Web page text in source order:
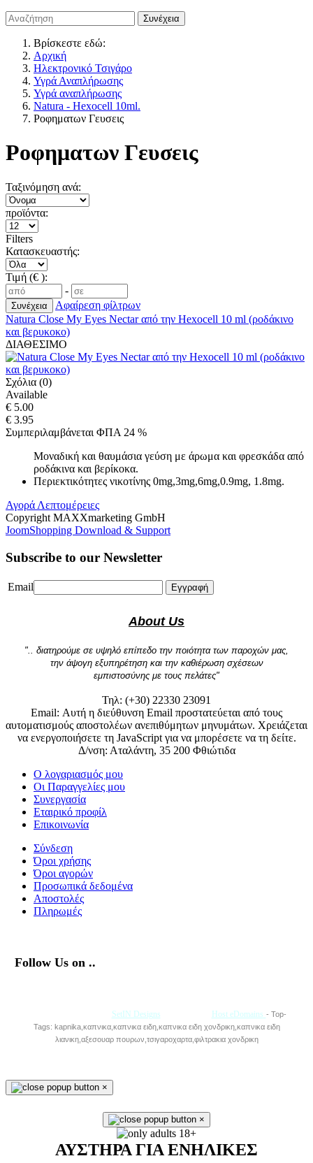
Βρίσκεστε εδώ:
Αρχική
Ηλεκτρονικό Τσιγάρο
Υγρά Αναπλήρωσης
Υγρά αναπλήρωσης
Natura - Hexocell 10ml.
Ροφηματων Γευσεις
Ροφηματων Γευσεις
Ταξινόμηση ανά:
προϊόντα:
Filters
Κατασκευαστής:
Τιμή (€ ):
-
Αφαίρεση φίλτρων
Natura Close My Eyes Nectar από την Hexocell 10 ml (ροδάκινο
και βερυκοκο)
ΔΙΑΘΕΣΙΜΟ
Σχόλια (0)
Available
€ 5.00
€ 3.95
Συμπεριλαμβάνεται ΦΠΑ 24 %
Μοναδική και θαυμάσια γεύση με άρωμα και φρεσκάδα από
ροδάκινα και βερίκοκα.
Περιεκτικότητες νικοτίνης 0mg,3mg,6mg,0.9mg, 1.8mg.
Αγορά Λεπτομέρειες
Copyright MAXXmarketing GmbH
JoomShopping Download & Support
Subscribe to our Newsletter
Email Εγγραφή
About Us
".. διατηρούμε σε υψηλό επίπεδο την ποιότητα των παροχών μας,
την άψογη εξυπηρέτηση και την καθιέρωση σχέσεων
εμπιστοσύνης με τους πελάτες"
Τηλ: (+30) 22330 23091
Email: Αυτή η διεύθυνση Email προστατεύεται από τους
αυτοματισμούς αποστολέων ανεπιθύμητων μηνυμάτων. Χρειάζεται
να ενεργοποιήσετε τη JavaScript για να μπορέσετε να τη δείτε.
Δ/νση: Αταλάντη, 35 200 Φθιώτιδα
Ο λογαριασμός μου
Οι Παραγγελίες μου
Συνεργασία
Εταιρικό προφίλ
Επικοινωνία
Σύνδεση
Όροι χρήσης
Όροι αγορών
Προσωπικά δεδομένα
Αποστολές
Πληρωμές
Follow Us on ..
SetIN Designs Host eDomains - Top-
Tags: kapnika,καπνικα,καπνικα ειδη,καπνικα ειδη χονδρικη,καπνικα ειδη
λιανικη,αξεσουαρ πουρων,τσιγαροχαρτα,φιλτρακια χονδρικη
×
×
ΑΥΣΤΗΡΑ ΓΙΑ ΕΝΗΛΙΚΕΣ